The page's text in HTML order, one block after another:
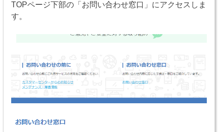
TOPページ下部の「お問い合わせ窓口」にアクセスしま
す。